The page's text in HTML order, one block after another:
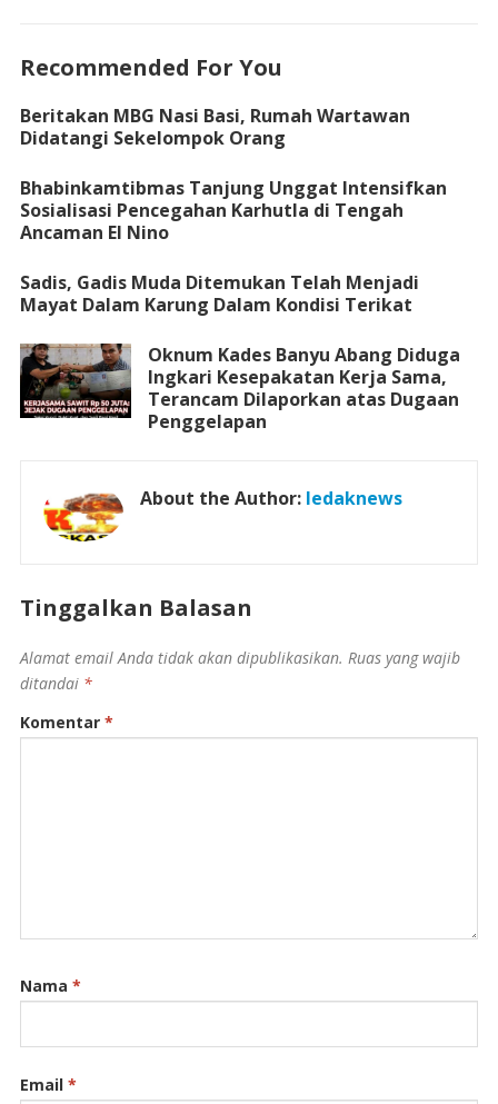
Recommended For You
Beritakan MBG Nasi Basi, Rumah Wartawan
Didatangi Sekelompok Orang
Bhabinkamtibmas Tanjung Unggat Intensifkan
Sosialisasi Pencegahan Karhutla di Tengah
Ancaman El Nino
Sadis, Gadis Muda Ditemukan Telah Menjadi
Mayat Dalam Karung Dalam Kondisi Terikat
Oknum Kades Banyu Abang Diduga
Ingkari Kesepakatan Kerja Sama,
Terancam Dilaporkan atas Dugaan
Penggelapan
About the Author: ledaknews
Tinggalkan Balasan
Alamat email Anda tidak akan dipublikasikan. Ruas yang wajib
ditandai *
Komentar *
Nama *
Email *